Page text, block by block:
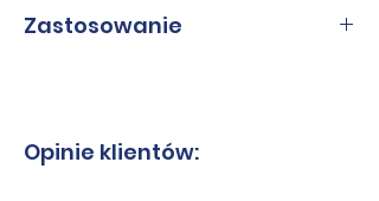
Zastosowanie
Granulacje
Opinie klientów: